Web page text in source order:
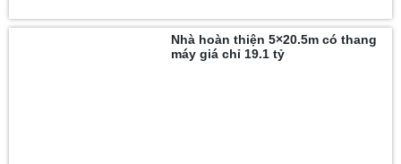
Nhà hoàn thiện 5×20.5m có thang
máy giá chỉ 19.1 tỷ